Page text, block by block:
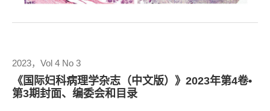
2023，Vol 4 No 3
《国际妇科病理学杂志（中文版）》2023年第4卷•
第3期封面、编委会和目录